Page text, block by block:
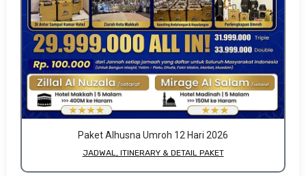
Paket Alhusna Umroh 12 Hari 2026
JADWAL, ITINERARY & DETAIL PAKET